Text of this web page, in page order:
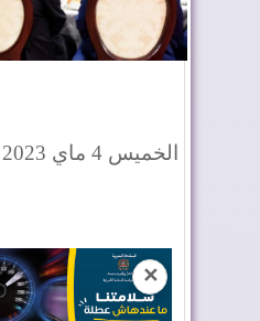
الخميس 4 ماي 2023
✕